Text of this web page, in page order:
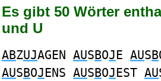
Es gibt 50 Wörter
und U
ABZUJAGEN AUSBOJE AUSB
AUSBOJENS AUSBOJEST AU